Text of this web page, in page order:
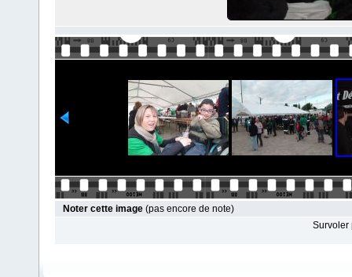
Noter cette image (pas encore de note)
Survoler